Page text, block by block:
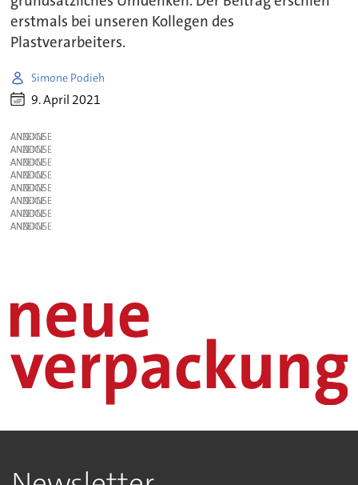
erstmals bei unseren Kollegen des
Plastverarbeiters.
Simone Podieh
9. April 2021
ANZEIGE
ANZEIGE
ANZEIGE
ANZEIGE
ANZEIGE
ANZEIGE
ANZEIGE
ANZEIGE